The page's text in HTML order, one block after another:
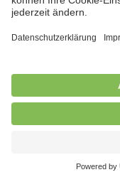
in Teilzeit (mind.
in unbefristeter
Kinderdorf